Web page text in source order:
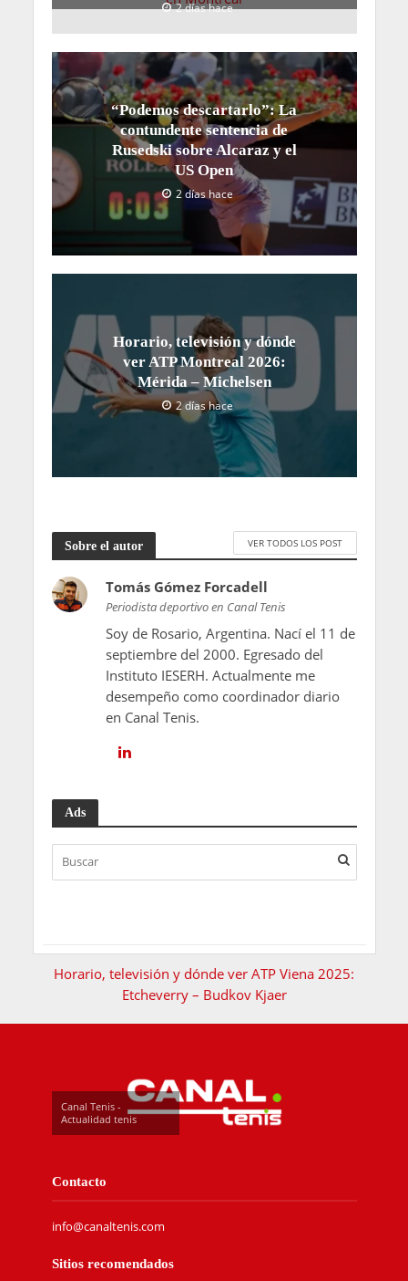
2 días hace
“Podemos descartarlo”: La
contundente sentencia de
Rusedski sobre Alcaraz y el
US Open
2 días hace
Horario, televisión y dónde
ver ATP Montreal 2026:
Mérida – Michelsen
2 días hace
Sobre el autor VER TODOS LOS POST
Tomás Gómez Forcadell
Periodista deportivo en Canal Tenis
Soy de Rosario, Argentina. Nací el 11 de
septiembre del 2000. Egresado del
Instituto IESERH. Actualmente me
desempeño como coordinador diario
en Canal Tenis.
Ads
Horario, televisión y dónde ver ATP Viena 2025:
Etcheverry – Budkov Kjaer
Canal Tenis -
Actualidad tenis
Contacto
info@canaltenis.com
Sitios recomendados